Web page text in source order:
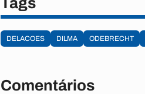
DELACOES DILMA ODEBRECHT
Comentários